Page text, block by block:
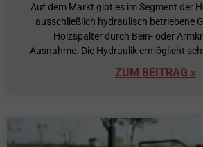
Auf dem Markt gibt es im Segment der
ausschließlich hydraulisch betriebene
Holzspalter durch Bein- oder
Ausnahme. Die Hydraulik ermöglicht
ZUM BEITRAG »